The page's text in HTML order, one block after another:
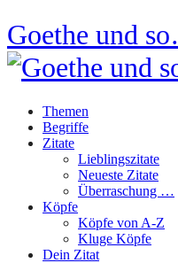
Goethe und
Themen
Begriffe
Zitate
Lieblingszitate
Neueste Zitate
Überraschung …
Köpfe
Köpfe von A-Z
Kluge Köpfe
Dein Zitat